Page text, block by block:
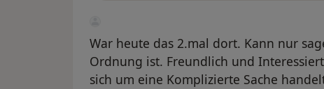
War heute das 2.mal dort. Kann nur
Ordnung ist. Freundlich und
sich um eine Komplizierte Sache